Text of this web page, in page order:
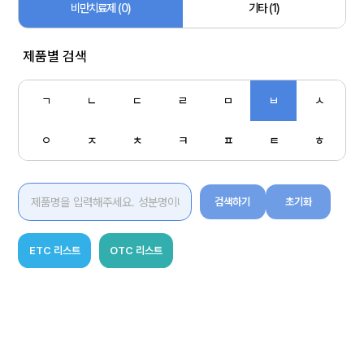
비만치료제 (0) 기타 (1)
제품별 검색
ㄱ ㄴ ㄷ ㄹ ㅁ ㅂ ㅅ
ㅇ ㅈ ㅊ ㅋ ㅍ ㅌ ㅎ
검색하기 초기화
ETC 리스트 OTC 리스트